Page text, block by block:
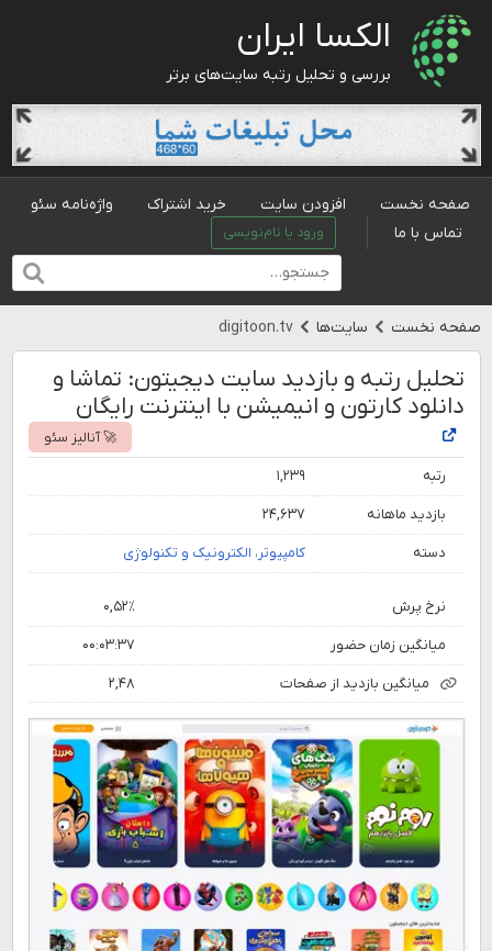
الکسا ایران
بررسی و تحلیل رتبه سایت‌های برتر
صفحه نخست افزودن سایت خرید اشتراک
واژه‌نامه سئو
تماس با ما
ورود یا نام‌نویسی
صفحه نخست سایت‌ها digitoon.tv
تحلیل رتبه و بازدید سایت دیجیتون: تماشا و
دانلود کارتون و انیمیشن با اینترنت رایگان
🚀 آنالیز سئو
رتبه ۱,۲۳۹
بازدید ماهانه ۲۴,۶۳۷
دسته کامپیوتر، الکترونیک و تکنولوژی
نرخ پرش ۰,۵۲٪
میانگین زمان حضور ۰۰:۰۳:۳۷
میانگین بازدید از صفحات ۲,۴۸